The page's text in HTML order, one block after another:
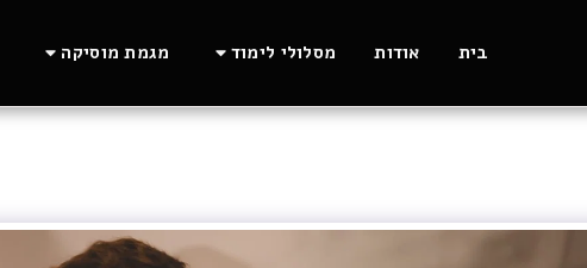
בית אודות מסלולי לימוד מגמת מוסיקה